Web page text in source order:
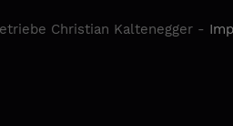
Christian Kaltenegger -